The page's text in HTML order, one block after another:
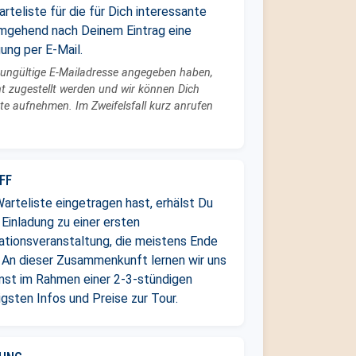
für die für Dich interessante
nach Deinem Eintrag eine
per E-Mail.
E-Mailadresse angegeben haben,
zugestellt werden und wir können Dich
aufnehmen. Im Zweifelsfall kurz anrufen
eingetragen hast, erhälst Du
zu einer ersten
die meistens Ende
dieser Zusammenkunft lernen wir uns
im Rahmen einer 2-3-stündigen
Infos und Preise zur Tour.